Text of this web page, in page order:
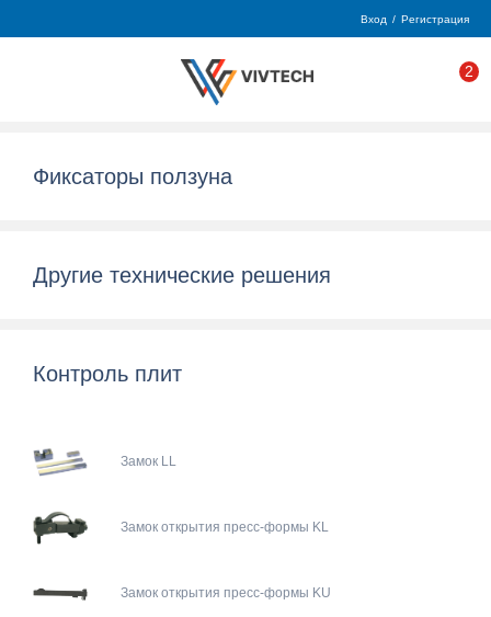
Вход / Регистрация
2
Фиксаторы ползуна
Другие технические решения
Контроль плит
Замок LL
Замок открытия пресс-формы KL
Замок открытия пресс-формы KU